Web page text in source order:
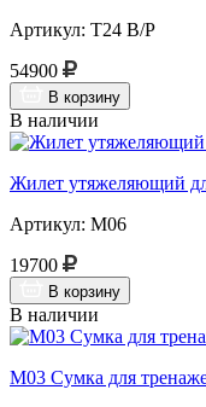
Артикул: Т24 В/Р
54900
В корзину
В наличии
Жилет утяжеляющий
Артикул: М06
19700
В корзину
В наличии
М03 Сумка для